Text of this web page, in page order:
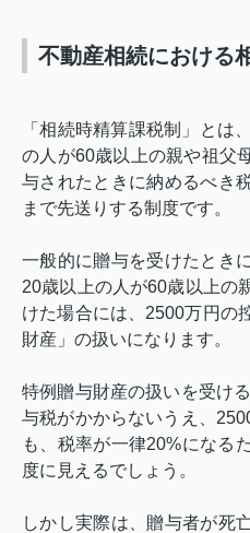
不動産相続における
「相続時精算課税制」とは
の人が60歳以上の親や祖父
与されたときに納めるべき
まで先送りする制度です。
一般的に贈与を受けたとき
20歳以上の人が60歳以上の
けた場合には、 2500万円の
財産」の扱いになります。
特例贈与財産の扱いを受ける
与税がかからないうえ、
も、税率が一律20%になる
度に見えるでしょう。
しかし実際は、贈与者が死